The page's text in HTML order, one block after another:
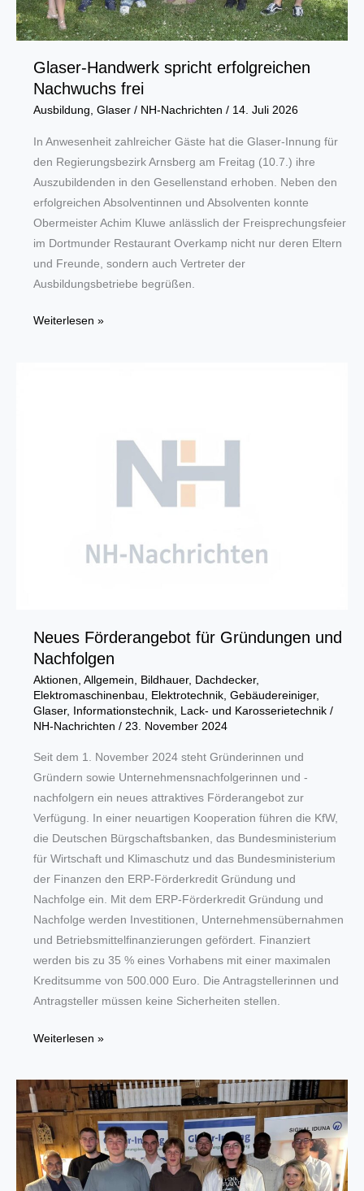
Glaser-Handwerk spricht erfolgreichen
Nachwuchs frei
Ausbildung, Glaser/ NH-Nachrichten / 14. Juli 2026
In Anwesenheit zahlreicher Gäste hat die Glaser-Innung für
den Regierungsbezirk Arnsberg am Freitag (10.7.) ihre
Auszubildenden in den Gesellenstand erhoben. Neben den
erfolgreichen Absolventinnen und Absolventen konnte
Obermeister Achim Kluwe anlässlich der Freisprechungsfeier
im Dortmunder Restaurant Overkamp nicht nur deren Eltern
und Freunde, sondern auch Vertreter der
Ausbildungsbetriebe begrüßen.
Glaser-
Weiterlesen »
Neues Förderangebot für Gründungen und
Nachfolgen
Aktionen Allgemein Bildhauer, Dachdecker,
Elektromaschinenbau
Elektrotechnik, Gebäudereiniger,
Glaser, Informationstechnik, Lack- und Karosserietechnik/
NH-Nachrichten / 23. November 2024
Seit dem 1. November 2024 steht Gründerinnen und
Gründern sowie Unternehmensnachfolgerinnen und -
nachfolgern ein neues attraktives Förderangebot zur
Verfügung. In einer neuartigen Kooperation führen die KfW,
die Deutschen Bürgschaftsbanken, das Bundesministerium
für Wirtschaft und Klimaschutz und das Bundesministerium
der Finanzen den ERP-Förderkredit Gründung und
Nachfolge ein. Mit dem ERP-Förderkredit Gründung und
Nachfolge werden Investitionen, Unternehmensübernahmen
und Betriebsmittelfinanzierungen gefördert. Finanziert
werden bis zu 35 % eines Vorhabens mit einer maximalen
Kreditsumme von 500.000 Euro. Die Antragstellerinnen und
Antragsteller müssen keine Sicherheiten stellen.
Neues
für
Gründungen
und
Nachfolgen
Weiterlesen »